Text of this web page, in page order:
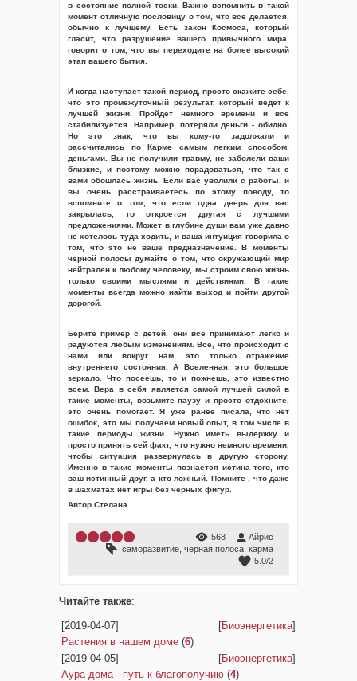
в состояние полной тоски. Важно вспомнить в такой
момент отличную пословицу о том, что все делается,
обычно к лучшему. Есть закон Космоса, который
гласит, что разрушение вашего привычного мира,
говорит о том, что вы переходите на более высокий
этап вашего бытия.
И когда наступает такой период, просто скажите себе,
что это промежуточный результат, который ведет к
лучшей жизни. Пройдет немного времени и все
стабилизуется. Например, потеряли деньги - обидно.
Но это знак, что вы кому-то задолжали и
рассчитались по Карме самым легким способом,
деньгами. Вы не получили травму, не заболели ваши
близкие, и поэтому можно порадоваться, что так с
вами обошлась жизнь. Если вас уволили с работы, и
вы очень расстраиваетесь по этому поводу, то
вспомните о том, что если одна дверь для вас
закрылась, то откроется другая с лучшими
предложениями. Может в глубине души вам уже давно
не хотелось туда ходить, и ваша интуиция говорила о
том, что это не ваше предназначение. В моменты
черной полосы думайте о том, что окружающий мир
нейтрален к любому человеку, мы строим свою жизнь
только своими мыслями и действиями. В такие
моменты всегда можно найти выход и пойти другой
дорогой.
Берите пример с детей, они все принимают легко и
радуются любым изменениям. Все, что происходит с
нами или вокруг нам, это только отражение
внутреннего состояния. А Вселенная, это большое
зеркало. Что посеешь, то и пожнешь, это известно
всем. Вера в себя является самой лучшей силой в
такие моменты, возьмите паузу и просто отдохните,
это очень помогает. Я уже ранее писала, что нет
ошибок, это мы получаем новый опыт, в том числе в
такие периоды жизни. Нужно иметь выдержку и
просто принять сей факт, что нужно немного времени,
чтобы ситуация развернулась в другую сторону.
Именно в такие моменты познается истина того, кто
ваш истинный друг, а кто ложный. Помните , что даже
в шахматах нет игры без черных фигур.
Автор Стелана
568
Айрис
саморазвитие черная полоса карма
5.0/2
Читайте также:
[2019-04-07] [Биоэнергетика]
Растения в нашем доме (6)
[2019-04-05]
[Биоэнергетика]
Аура дома - путь к благополучию (4)